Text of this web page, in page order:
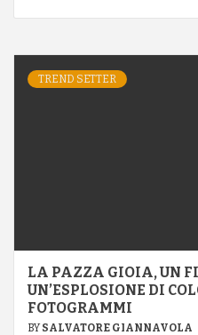
TREND SETTER
LA PAZZA GIOIA, UN
UN’ESPLOSIONE DI
FOTOGRAMMI
BY SALVATORE GIANNAVOLA